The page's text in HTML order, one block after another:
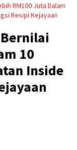
RM100 Juta Dalam
Resipi Kejayaan
10
Inside